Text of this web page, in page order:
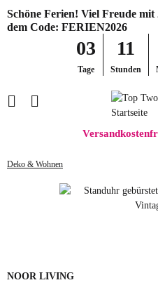
Schöne Ferien! Viel Freude
dem Code: FERIEN2026
03
Tage
11
Stunden
Deko & Wohnen
NOOR LIVING